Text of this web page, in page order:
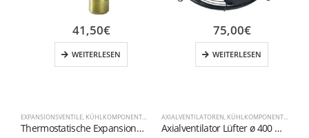
EXPANSIONSVENTILE, KÜHLKOMPONENTEN
Thermostatische Expansionsventile der Serie TN2 R134a
41,50€
WEITERLESEN
AXIALVENTILATOREN, KÜHLKOMPONENTEN
Axialventilator Lüfter ø 400 mm 230 Volt 4-polig 1400 U/min Ansaugung
75,00€
WEITERLESEN